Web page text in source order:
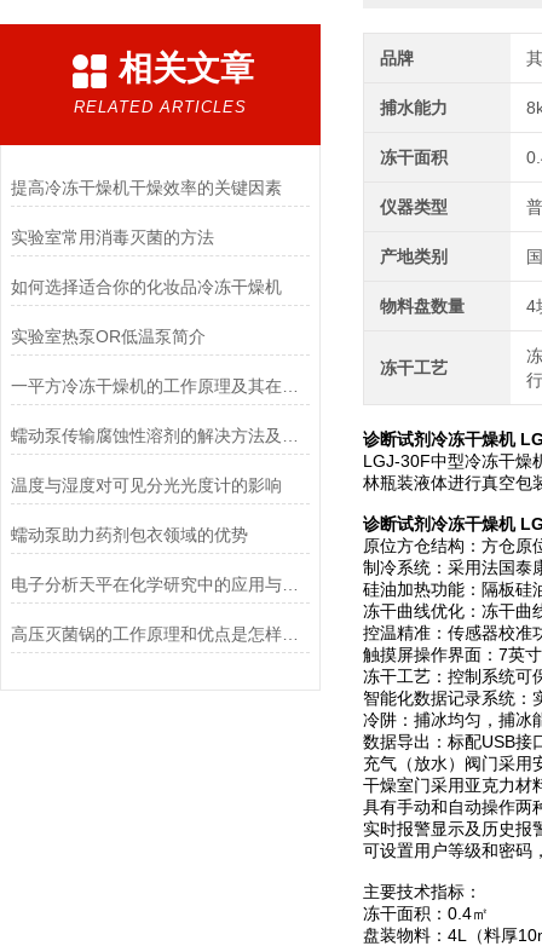
相关文章
RELATED ARTICLES
提高冷冻干燥机干燥效率的关键因素
实验室常用消毒灭菌的方法
如何选择适合你的化妆品冷冻干燥机
实验室热泵OR低温泵简介
一平方冷冻干燥机的工作原理及其在材料科学中的重要性
温度与湿度对可见分光光度计的影响
蠕动泵助力药剂包衣领域的优势
电子分析天平在化学研究中的应用与优势说明
高压灭菌锅的工作原理和优点是怎样的？
品牌
捕水能力
冻干面积
仪器类型
产地类别
物料盘数量 4
冻干工艺
诊断试剂冷冻干燥机
LGJ-30F中型冷冻干燥
林瓶装液体进行真空包
诊断试剂冷冻干燥机
原位方仓结构：方仓原
制冷系统：采用法国泰
硅油加热功能：隔板硅
冻干曲线优化：冻干曲
控温精准：传感器校准
触摸屏操作界面：7英
冻干工艺：控制系统可
智能化数据记录系统：
冷阱：捕冰均匀，捕冰
数据导出：标配USB接
充气（放水）阀门采用
干燥室门采用亚克力材
具有手动和自动操作两
实时报警显示及历史报
可设置用户等级和密码
主要技术指标：
冻干面积：0.4㎡
盘装物料：4L（料厚